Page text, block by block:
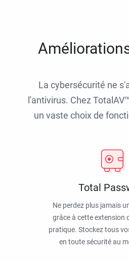
La cybersécurité ne
l'antivirus. Chez
un vaste choix de
Total
Ne perdez plus jamais
grâce à cette extension
pratique. Stockez tous
en toute sécurité au